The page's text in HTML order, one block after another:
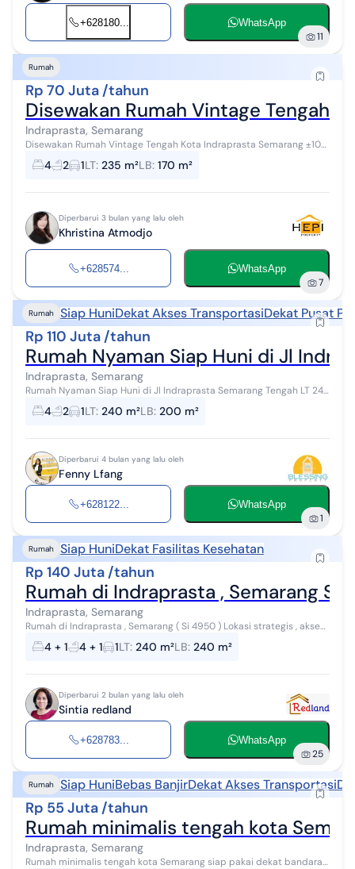
+628180... WhatsApp
11
Rumah
Rp 70 Juta /tahun
Disewakan Rumah Vintage Tengah
Indraprasta, Semarang
Disewakan Rumah Vintage Tengah Kota Indraprasta Semarang ±10
m dari jl Utama Luas Tanah 235m² Luas bangunan 170m² Kamar
tidur 4 Kamar mandi 2 L...
4 2 1LT: 235 m²LB: 170 m²
Diperbarui 3 bulan yang lalu oleh
Khristina Atmodjo
+628574... WhatsApp
7
Rumah Siap HuniDekat Akses TransportasiDekat Pusat
Rp 110 Juta /tahun
Rumah Nyaman Siap Huni di Jl
Indraprasta, Semarang
Rumah Nyaman Siap Huni di Jl Indraprasta Semarang Tengah LT 240
LB 200 2 Lantai KT 4 KM 2 5500W PAM&Artetis Carport+Kanopi
Hadap Utara Universita...
4 2 1LT: 240 m²LB: 200 m²
Diperbarui 4 bulan yang lalu oleh
Fenny Lfang
+628122... WhatsApp
1
Rumah Siap HuniDekat Fasilitas Kesehatan
Rp 140 Juta /tahun
Rumah di Indraprasta , Semarang Si
Indraprasta, Semarang
Rumah di Indraprasta , Semarang ( Si 4950 ) Lokasi strategis , akses
jalan depan lebar dan ramai Dekat Fasilitas umum lainnya seperti
RS , Bank ,S...
4 + 1 4 + 1 1LT: 240 m²LB: 240 m²
Diperbarui 2 bulan yang lalu oleh
Sintia redland
+628783... WhatsApp
25
Rumah Siap HuniBebas BanjirDekat Akses Transportasi
Rp 55 Juta /tahun
Rumah minimalis tengah kota
Indraprasta, Semarang
Rumah minimalis tengah kota Semarang siap pakai dekat bandara